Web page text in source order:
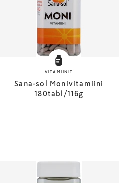
VITAMIINIT
Sana-sol Monivitamiini
180tabl/116g